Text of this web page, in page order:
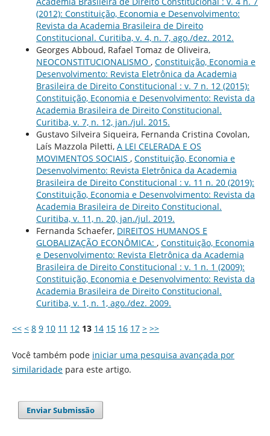
(2012): Constituição, Economia e Desenvolvimento:
Revista da Academia Brasileira de Direito
Constitucional. Curitiba, v. 4, n. 7, ago./dez. 2012.
Georges Abboud, Rafael Tomaz de Oliveira,
NEOCONSTITUCIONALISMO , Constituição, Economia e
Desenvolvimento: Revista Eletrônica da Academia
Brasileira de Direito Constitucional : v. 7 n. 12 (2015):
Constituição, Economia e Desenvolvimento: Revista da
Academia Brasileira de Direito Constitucional.
Curitiba, v. 7, n. 12, jan./jul. 2015.
Gustavo Silveira Siqueira, Fernanda Cristina Covolan,
Laís Mazzola Piletti, A LEI CELERADA E OS
MOVIMENTOS SOCIAIS , Constituição, Economia e
Desenvolvimento: Revista Eletrônica da Academia
Brasileira de Direito Constitucional : v. 11 n. 20 (2019):
Constituição, Economia e Desenvolvimento: Revista da
Academia Brasileira de Direito Constitucional.
Curitiba, v. 11, n. 20, jan./jul. 2019.
Fernanda Schaefer, DIREITOS HUMANOS E
GLOBALIZAÇÃO ECONÔMICA: , Constituição, Economia
e Desenvolvimento: Revista Eletrônica da Academia
Brasileira de Direito Constitucional : v. 1 n. 1 (2009):
Constituição, Economia e Desenvolvimento: Revista da
Academia Brasileira de Direito Constitucional.
Curitiba, v. 1, n. 1, ago./dez. 2009.
<< < 8 9 10 11 12 13 14 15 16 17 > >>
Você também pode iniciar uma pesquisa avançada por
similaridadepara este artigo.
Enviar Submissão